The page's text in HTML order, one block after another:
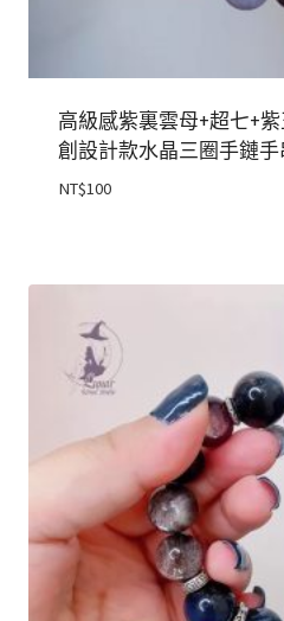
高級感紫裏雲母+超七+
創設計款水晶三圈手鏈手
NT$100